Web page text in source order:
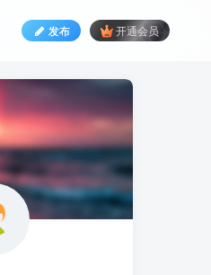
发布 开通会员